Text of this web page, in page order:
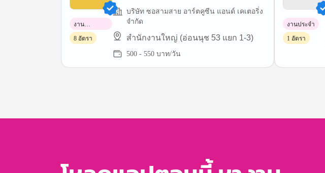
บริษัท ซอสามสาย อาร์ตคูซีน แอนด์ เคเตอริ่ง
จำกัด
สำนักงานใหญ่ (อ่อนนุช 53 แยก 1-3)
500 - 550 บาท/วัน
งาน
พาร์ทไทม์
8 อัตรา
งานประจำ
1 อัตรา